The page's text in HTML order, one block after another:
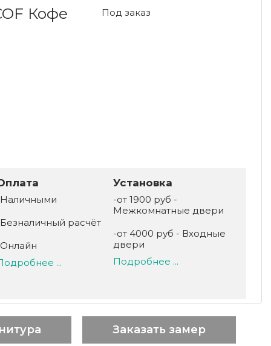
Кофе Под заказ
расчёт
...
Установка
-от 1900 руб -
Межкомнатные двери
-от 4000 руб - Входные
двери
Подробнее ...
Заказать замер